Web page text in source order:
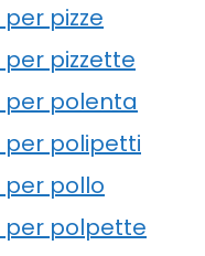
pizze
pizzette
per polenta
per polipetti
per pollo
per polpette